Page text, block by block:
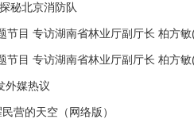
秘北京消防队
节目 专访湖南省林业厅副厅长 柏方
节目 专访湖南省林业厅副厅长 柏方
外媒热议
营的天空（网络版）